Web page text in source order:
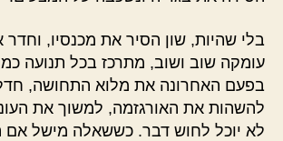
בלי שהיות, שון הסיר את מכנסיו, וחדר
עומקה שוב ושוב, מתרכז בכל תנועה
בפעם האחרונה את מלוא התחושה,
להשהות את האורגזמה, למשוך את
לא יוכל לחוש דבר. כששאלה מישל אם